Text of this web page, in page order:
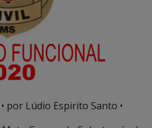
• por Lúdio Espirito Santo •